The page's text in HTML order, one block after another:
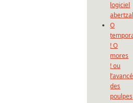
logiciel
O
! O
mores
! ou
des
poulpes